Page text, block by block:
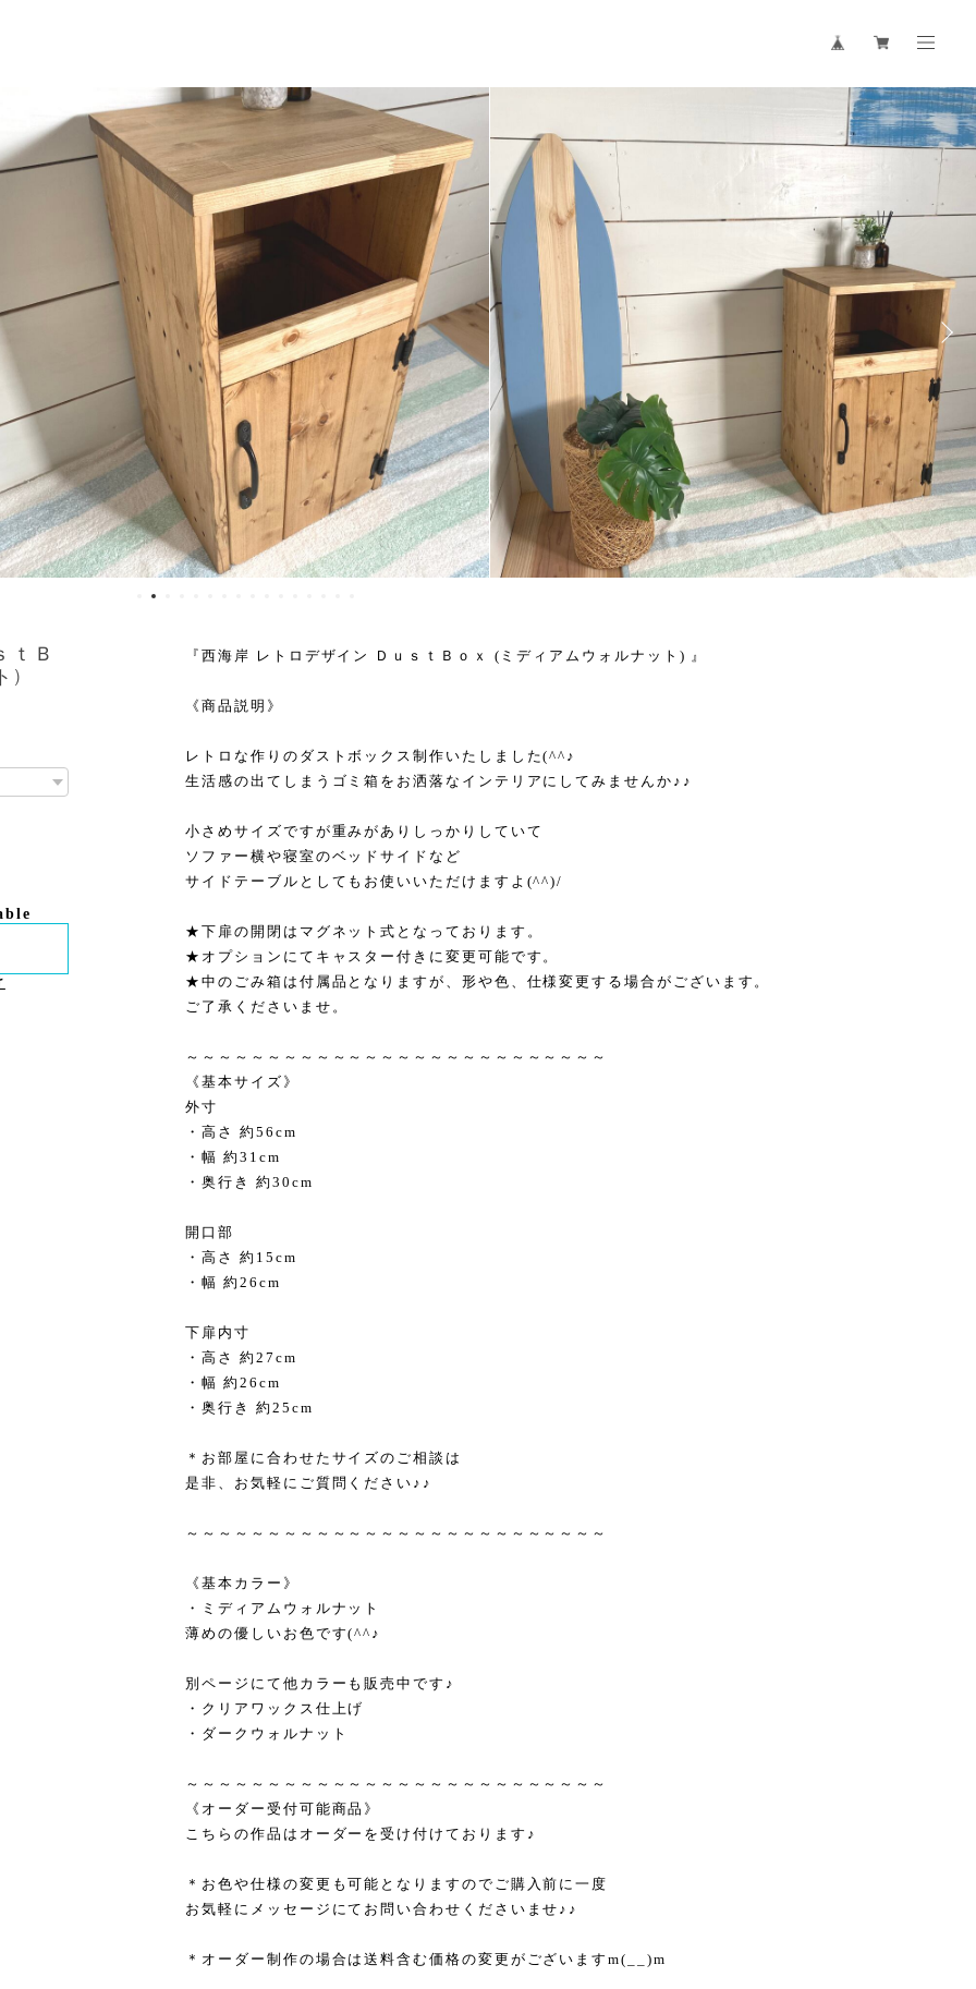
ｔＢ
)
『西海岸 レトロデザイン ＤｕｓｔＢｏｘ (ミディアムウォルナット) 』
《商品説明》
レトロな作りのダストボックス制作いたしました(^^♪
生活感の出てしまうゴミ箱をお洒落なインテリアにしてみませんか♪♪
小さめサイズですが重みがありしっかりしていて
ソファー横や寝室のベッドサイドなど
サイドテーブルとしてもお使いいただけますよ(^^)/
★下扉の開閉はマグネット式となっております。
★オプションにてキャスター付きに変更可能です。
★中のごみ箱は付属品となりますが、形や色、仕様変更する場合がございます。
ご了承くださいませ。
～～～～～～～～～～～～～～～～～～～～～～～～～～
《基本サイズ》
外寸
・高さ 約56cm
・幅 約31cm
・奥行き 約30cm
開口部
・高さ 約15cm
・幅 約26cm
下扉内寸
・高さ 約27cm
・幅 約26cm
・奥行き 約25cm
＊お部屋に合わせたサイズのご相談は
是非、お気軽にご質問ください♪♪
～～～～～～～～～～～～～～～～～～～～～～～～～～
《基本カラー》
・ミディアムウォルナット
薄めの優しいお色です(^^♪
別ページにて他カラーも販売中です♪
・クリアワックス仕上げ
・ダークウォルナット
～～～～～～～～～～～～～～～～～～～～～～～～～～
《オーダー受付可能商品》
こちらの作品はオーダーを受け付けております♪
＊お色や仕様の変更も可能となりますのでご購入前に一度
お気軽にメッセージにてお問い合わせくださいませ♪♪
＊オーダー制作の場合は送料含む価格の変更がございますm(__)m